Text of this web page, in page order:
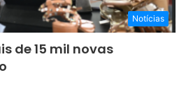
Notícias
de 15 mil novas